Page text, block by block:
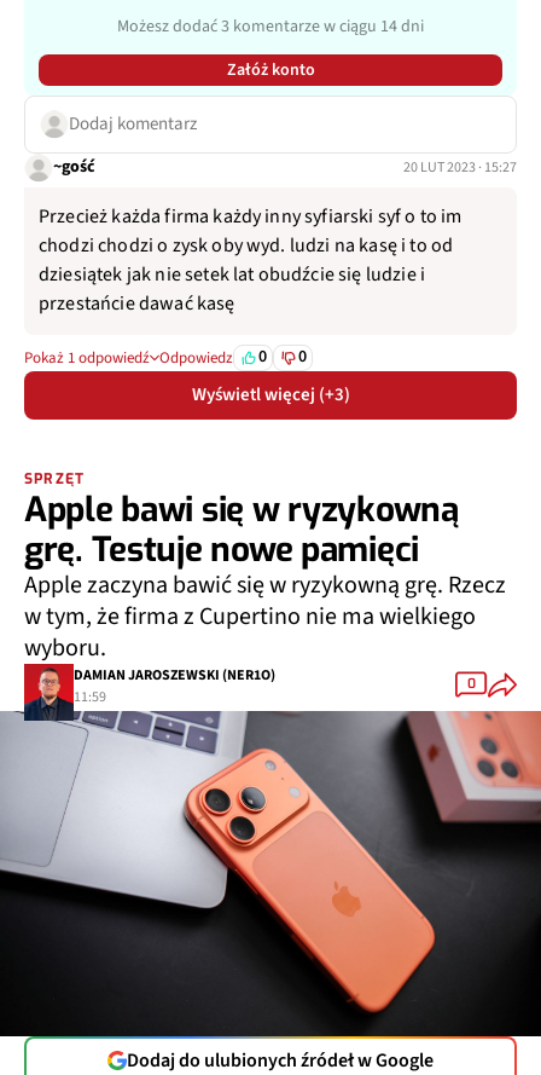
Możesz dodać 3 komentarze w ciągu 14 dni
Załóż konto
Dodaj komentarz
~gość 20 LUT 2023 · 15:27
Przecież każda firma każdy inny syfiarski syf o to im
chodzi chodzi o zysk oby wyd. ludzi na kasę i to od
dziesiątek jak nie setek lat obudźcie się ludzie i
przestańcie dawać kasę
Pokaż 1 odpowiedź Odpowiedz 0 0
Wyświetl więcej (+3)
SPRZĘT
Apple bawi się w ryzykowną
grę. Testuje nowe pamięci
Apple zaczyna bawić się w ryzykowną grę. Rzecz
w tym, że firma z Cupertino nie ma wielkiego
wyboru.
DAMIAN JAROSZEWSKI (NER1O)
11:59
0
Dodaj do ulubionych źródeł w Google